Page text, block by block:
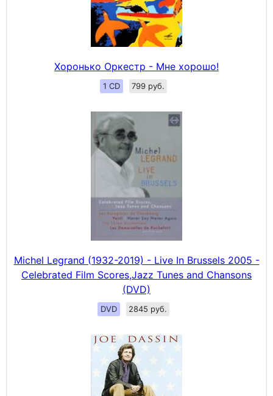
Хоронько Оркестр - Мне хорошо!
1 CD 799 руб.
Michel Legrand (1932-2019) - Live In Brussels 2005 -
Celebrated Film Scores,Jazz Tunes and Chansons
(DVD)
DVD 2845 руб.